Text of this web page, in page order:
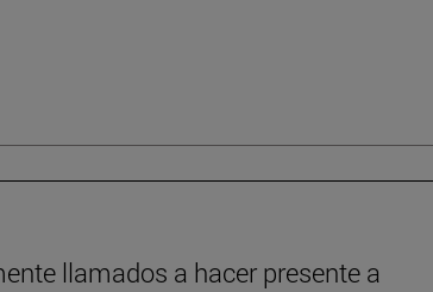
llamados a hacer presente a